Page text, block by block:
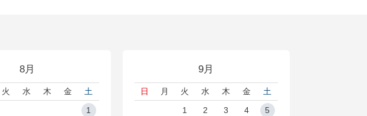
8月
火 水 木 金
土
1
9月
日 月 火 水 木 金
土
1
2 3 4 5